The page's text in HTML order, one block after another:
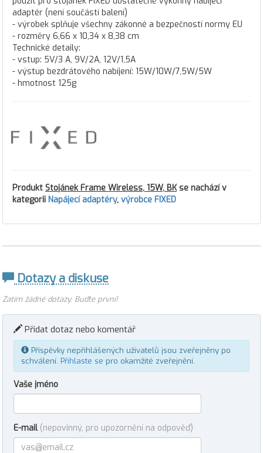
adaptér (není součástí balení)
- výrobek splňuje všechny zákonné a bezpečností normy EU
- rozměry 6,66 x 10,34 x 8,38 cm
Technické detaily:
- vstup: 5V/3 A, 9V/2A, 12V/1,5A
- výstup bezdrátového nabíjení: 15W/10W/7,5W/5W
- hmotnost 125g
Produkt Stojánek Frame Wireless, 15W, BKse nachází v
kategorii Napájecí adaptéry, výrobce FIXED
Dotazy a diskuse
Zatím žádné dotazy. Buďte první!
Přidat dotaz nebo komentář
Příspěvky nepřihlášených uživatelů jsou zveřejněny po
schválení. Přihlaste se pro okamžité zveřejnění.
Vaše jméno
E-mail (nepovinný, pro upozornění na odpověď)